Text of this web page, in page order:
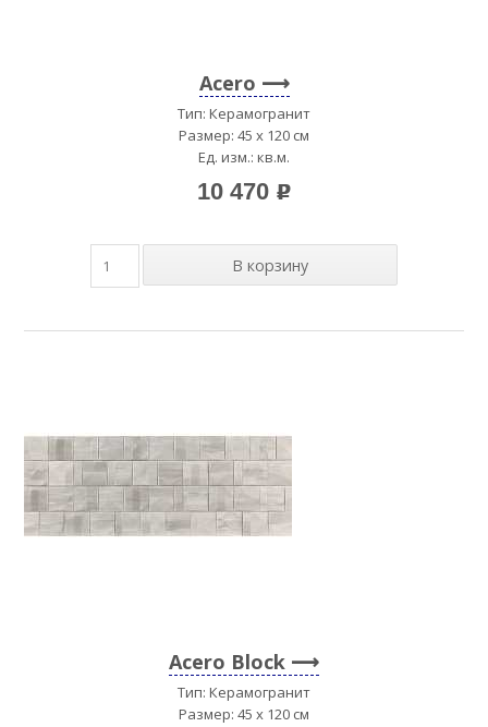
Acero
Тип: Керамогранит
Размер: 45 x 120 см
Ед. изм.: кв.м.
10 470 p
Acero Block
Тип: Керамогранит
Размер: 45 x 120 см